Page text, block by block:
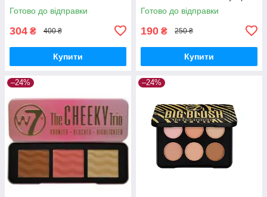
Готово до відправки
304 ₴ 400 ₴
Купити
Готово до відправки
190 ₴ 250 ₴
Купити
–24% –24%